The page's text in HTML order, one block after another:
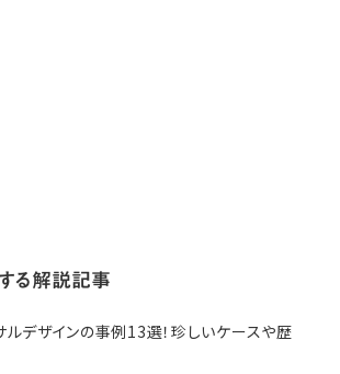
る解説記事
デザインの事例13選！珍しいケースや歴